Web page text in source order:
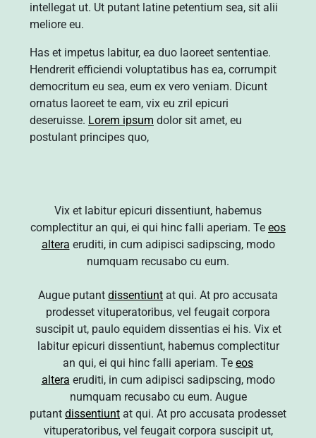
intellegat ut. Ut putant latine petentium sea, sit alii
meliore eu.
Has et impetus labitur, ea duo laoreet sententiae.
Hendrerit efficiendi voluptatibus has ea, corrumpit
democritum eu sea, eum ex vero veniam. Dicunt
ornatus laoreet te eam, vix eu zril epicuri
deseruisse. Lorem ipsum dolor sit amet, eu
postulant principes quo,
Vix et labitur epicuri dissentiunt, habemus
complectitur an qui, ei qui hinc falli aperiam. Te eos
altera eruditi, in cum adipisci sadipscing, modo
numquam recusabo cu eum.
Augue putant dissentiunt at qui. At pro accusata
prodesset vituperatoribus, vel feugait corpora
suscipit ut, paulo equidem dissentias ei his. Vix et
labitur epicuri dissentiunt, habemus complectitur
an qui, ei qui hinc falli aperiam. Te eos
altera eruditi, in cum adipisci sadipscing, modo
numquam recusabo cu eum. Augue
putant dissentiunt at qui. At pro accusata prodesset
vituperatoribus, vel feugait corpora suscipit ut,